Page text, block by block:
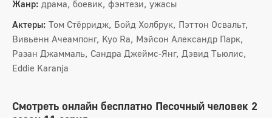
Жанр: драма, боевик, фэнтези, ужасы
Актеры: Том Стёрридж, Бойд Холбрук, Пэттон Освальт,
Вивьенн Ачеампонг, Kyo Ra, Мэйсон Александр Парк,
Разан Джаммаль, Сандра Джеймс-Янг, Дэвид Тьюлис,
Eddie Karanja
Смотреть онлайн бесплатно Песочный человек 2